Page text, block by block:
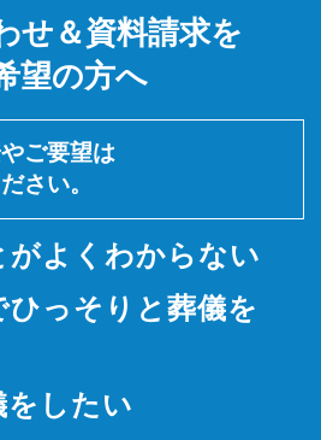
せ＆資料請求を
望の方へ
ご要望は
さい。
がよくわからない
っそりと 葬儀を
をしたい